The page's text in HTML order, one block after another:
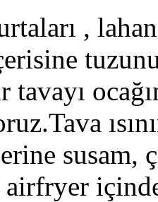
,
tavayı
susam,
airfryer